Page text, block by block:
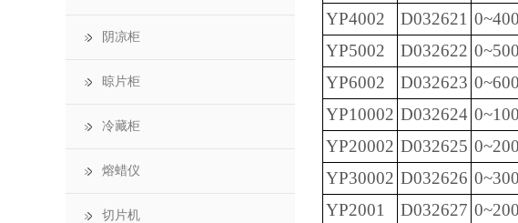
YP4002
D032621
YP5002
D032622
YP6002
D032623
YP10002 D032624
YP20002 D032625
YP30002 D032626
YP2001
D032627
阴凉柜
晾片柜
冷藏柜
熔蜡仪
切片机